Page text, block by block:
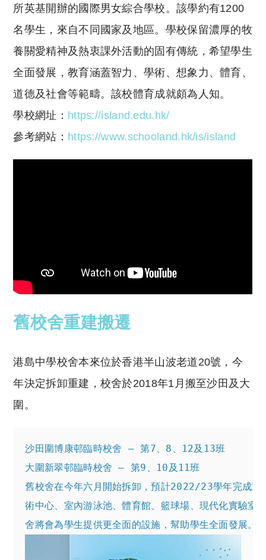
所英基開辦的國際男女綜合學校。該學約有1200
名學生，來自不同國家及地區。學校保留濃厚的牧
養關愛精神及熱衷課外活動的固有傳統，希望學生
全面發展，教育涵蓋智力、學術、想象力、體育、
道德及社會等範疇。該校體育成就頗為人知。
學校網址： https://island.edu.hk/
參考網站： https://www.schooland.hk/is/island
舊校舍重建搬遷
港島中學校舍本來位於香港半山波老道20號，今
年決定拆卸重建，校舍於2018年1月搬至沙田及大
圍。
沙田圍博康邨臨時校舍 – 第7、8、12及13班
大圍新翠邨臨時校舍 – 第9、10及11班
舊校舍在今年六月開始拆卸，預計2022/23學年完成
術中心、室內游泳池、體育館、籃球場、現代化實驗室